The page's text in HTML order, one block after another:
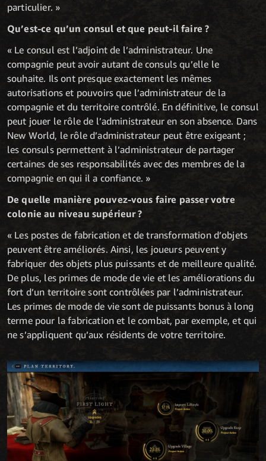
particulier. »
Qu’est-ce qu’un consul et que peut-il faire ?
« Le consul est l’adjoint de l’administrateur. Une
compagnie peut avoir autant de consuls qu’elle le
souhaite. Ils ont presque exactement les mêmes
autorisations et pouvoirs que l’administrateur de la
compagnie et du territoire contrôlé. En définitive, le consul
peut jouer le rôle de l’administrateur en son absence. Dans
New World, le rôle d’administrateur peut être exigeant ;
les consuls permettent à l’administrateur de partager
certaines de ses responsabilités avec des membres de la
compagnie en qui il a confiance. »
De quelle manière pouvez-vous faire passer votre
colonie au niveau supérieur ?
« Les postes de fabrication et de transformation d’objets
peuvent être améliorés. Ainsi, les joueurs peuvent y
fabriquer des objets plus puissants et de meilleure qualité.
De plus, les primes de mode de vie et les améliorations du
fort d’un territoire sont contrôlées par l’administrateur.
Les primes de mode de vie sont de puissants bonus à long
terme pour la fabrication et le combat, par exemple, et qui
ne s’appliquent qu’aux résidents de votre territoire.